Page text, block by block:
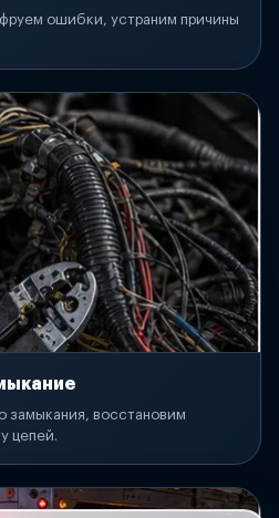
ошибки, устраним причины
замыкания, восстановим
цепей.